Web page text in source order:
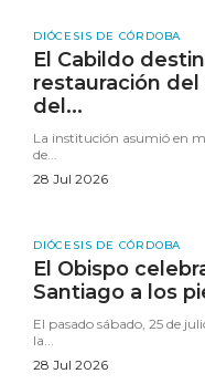
DIÓCESIS DE CÓRDOBA
El Cabildo
restauración
del...
La institución asumió en
de...
28 Jul 2026
DIÓCESIS DE CÓRDOBA
El Obispo
Santiago a los
El pasado sábado, 25 de
la...
28 Jul 2026